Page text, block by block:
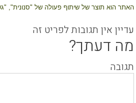
האתר הוא תוצר של שיתוף פעולה של "סנונית",
עדיין אין תגובות לפריט זה
מה דעתך?
תגובה